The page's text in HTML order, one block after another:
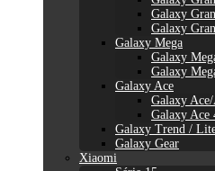
Galaxy
Galaxy
Galaxy Mega
Galaxy
Galaxy
Galaxy Ace
Galaxy
Galaxy Ace
Galaxy Trend /
Galaxy Gear
Xiaomi